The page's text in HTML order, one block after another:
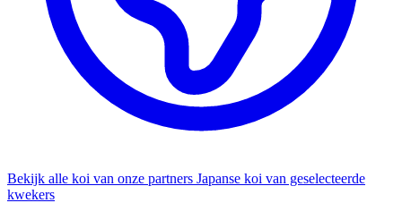
Bekijk alle koi van onze partners Japanse koi van geselecteerde
kwekers